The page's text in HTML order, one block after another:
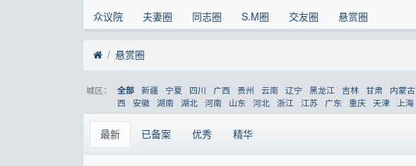
众议院
夫妻圈 同志圈 S.M圈 交友圈 悬赏圈
悬赏圈
城区： 全部 新疆 宁夏 四川 广西 贵州 云南 辽宁 黑龙江 吉林 甘肃 内蒙古
西 安徽 湖南 湖北 河南 山东 河北 浙江 江苏 广东 重庆 天津 上海
最新 已备案 优秀 精华